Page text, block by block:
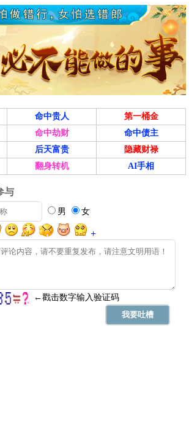
命中贵人
第一桶金
命中劫财
命中债主
后天富贵
隐藏财禄
翻身转机 AI手相